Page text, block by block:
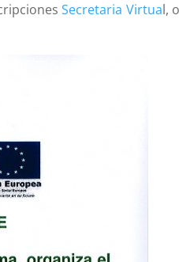
Secretaria Virtual,